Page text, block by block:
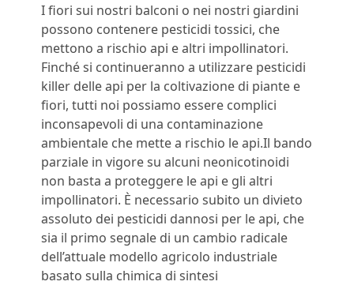
I fiori sui nostri balconi o nei nostri giardini
possono contenere pesticidi tossici, che
mettono a rischio api e altri impollinatori.
Finché si continueranno a utilizzare pesticidi
killer delle api per la coltivazione di piante e
fiori, tutti noi possiamo essere complici
inconsapevoli di una contaminazione
ambientale che mette a rischio le api.Il bando
parziale in vigore su alcuni neonicotinoidi
non basta a proteggere le api e gli altri
impollinatori. È necessario subito un divieto
assoluto dei pesticidi dannosi per le api, che
sia il primo segnale di un cambio radicale
dell’attuale modello agricolo industriale
basato sulla chimica di sintesi